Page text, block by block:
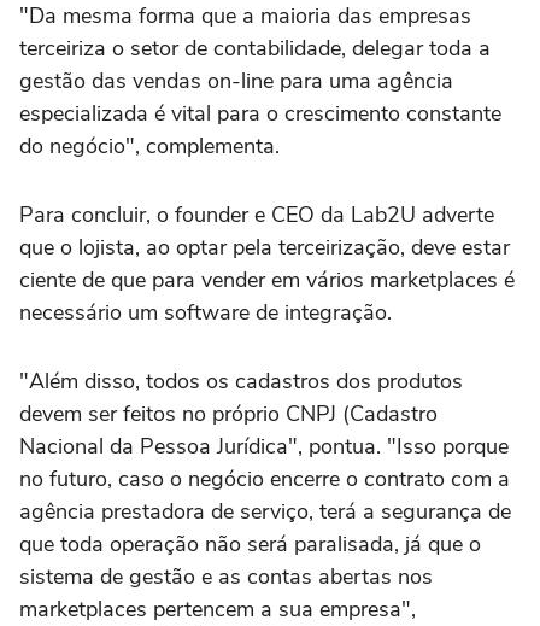
"Da mesma forma que a maioria das empresas
terceiriza o setor de contabilidade, delegar toda a
gestão das vendas on-line para uma agência
especializada é vital para o crescimento constante
do negócio", complementa.
Para concluir, o founder e CEO da Lab2U adverte
que o lojista, ao optar pela terceirização, deve estar
ciente de que para vender em vários marketplaces é
necessário um software de integração.
"Além disso, todos os cadastros dos produtos
devem ser feitos no próprio CNPJ (Cadastro
Nacional da Pessoa Jurídica", pontua. "Isso porque
no futuro, caso o negócio encerre o contrato com a
agência prestadora de serviço, terá a segurança de
que toda operação não será paralisada, já que o
sistema de gestão e as contas abertas nos
marketplaces pertencem a sua empresa",